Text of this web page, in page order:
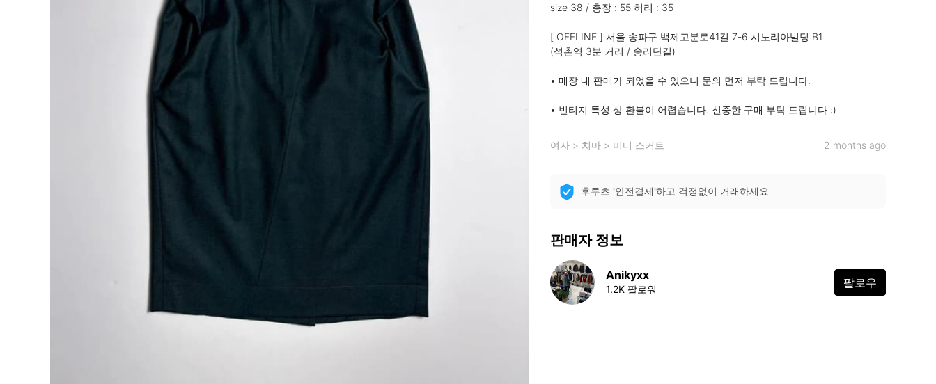
size 38 / 총장 : 55 허리 : 35
[ OFFLINE ] 서울 송파구 백제고분로41길 7-6 시노리아빌딩 B1
(석촌역 3분 거리 / 송리단길)
• 매장 내 판매가 되었을 수 있으니 문의 먼저 부탁 드립니다.
• 빈티지 특성 상 환불이 어렵습니다. 신중한 구매 부탁 드립니다 :)
여자> 치마> 미디 스커트 2 months ago
후루츠 '안전결제'하고 걱정없이 거래하세요
판매자 정보
Anikyxx
1.2K 팔로워 팔로우